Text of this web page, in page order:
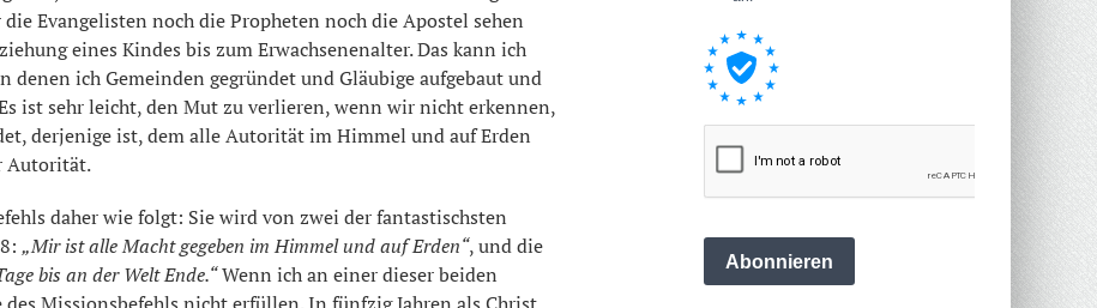
Evangelisten noch die Propheten noch die Apostel sehen
eines Kindes bis zum Erwachsenenalter. Das kann ich
denen ich Gemeinden gegründet und Gläubige aufgebaut und
ist sehr leicht, den Mut zu verlieren, wenn wir nicht erkennen,
derjenige ist, dem alle Autorität im Himmel und auf Erden
Autorität.
daher wie folgt: Sie wird von zwei der fantastischsten
„Mir ist alle Macht gegeben im Himmel und auf Erden“, und die
bis an der Welt Ende.“Wenn ich an einer dieser beiden